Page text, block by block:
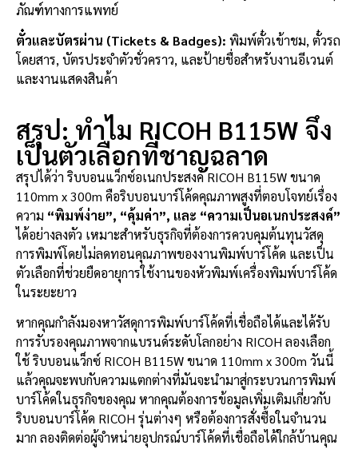
ภัณฑ์ทางการแพทย์
ตั๋วและบัตรผ่าน (Tickets & Badges): พิมพ์ตั๋วเข้าชม, ตั๋วรถ
โดยสาร, บัตรประจำตัวชั่วคราว, และป้ายชื่อสำหรับงานอีเวนต์
และงานแสดงสินค้า
สรุป: ทำไม RICOH B115W จึง
เป็นตัวเลือกที่ชาญฉลาด
สรุปได้ว่า ริบบอนแว็กซ์อเนกประสงค์ RICOH B115W ขนาด
110mm x 300m คือริบบอนบาร์โค้ดคุณภาพสูงที่ตอบโจทย์เรื่อง
ความ “พิมพ์ง่าย”, “คุ้มค่า”, และ “ความเป็นอเนกประสงค์”
ได้อย่างลงตัว เหมาะสำหรับธุรกิจที่ต้องการควบคุมต้นทุนวัสดุ
การพิมพ์โดยไม่ลดทอนคุณภาพของงานพิมพ์บาร์โค้ด และเป็น
ตัวเลือกที่ช่วยยืดอายุการใช้งานของหัวพิมพ์เครื่องพิมพ์บาร์โค้ด
ในระยะยาว
หากคุณกำลังมองหาวัสดุการพิมพ์บาร์โค้ดที่เชื่อถือได้และได้รับ
การรับรองคุณภาพจากแบรนด์ระดับโลกอย่าง RICOH ลองเลือก
ใช้ ริบบอนแว็กซ์ RICOH B115W ขนาด 110mm x 300m วันนี้
แล้วคุณจะพบกับความแตกต่างที่มันจะนำมาสู่กระบวนการพิมพ์
บาร์โค้ดในธุรกิจของคุณ หากคุณต้องการข้อมูลเพิ่มเติมเกี่ยวกับ
ริบบอนบาร์โค้ด RICOH รุ่นต่างๆ หรือต้องการสั่งซื้อในจำนวน
มาก ลองติดต่อผู้จำหน่ายอุปกรณ์บาร์โค้ดที่เชื่อถือได้ใกล้บ้านคุณ